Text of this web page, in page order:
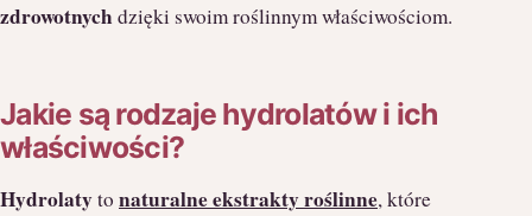
zdrowotnych dzięki swoim roślinnym właściwościom.
Jakie są rodzaje hydrolatów i ich
właściwości?
Hydrolatyto naturalne ekstrakty roślinne, które